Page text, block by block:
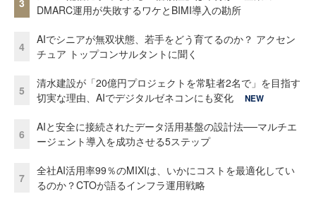
DMARC運用が失敗するワケとBIMI導入の勘所
4
AIでシニアが無双状態、若手をどう育てるのか？ アクセン
チュア トップコンサルタントに聞く
5
清水建設が「20億円プロジェクトを常駐者2名で」を目指す
切実な理由、AIでデジタルゼネコンにも変化
NEW
6
AIと安全に接続されたデータ活用基盤の設計法──マルチエ
ージェント導入を成功させる5ステップ
7
全社AI活用率99％のMIXIは、いかにコストを最適化してい
るのか？CTOが語るインフラ運用戦略